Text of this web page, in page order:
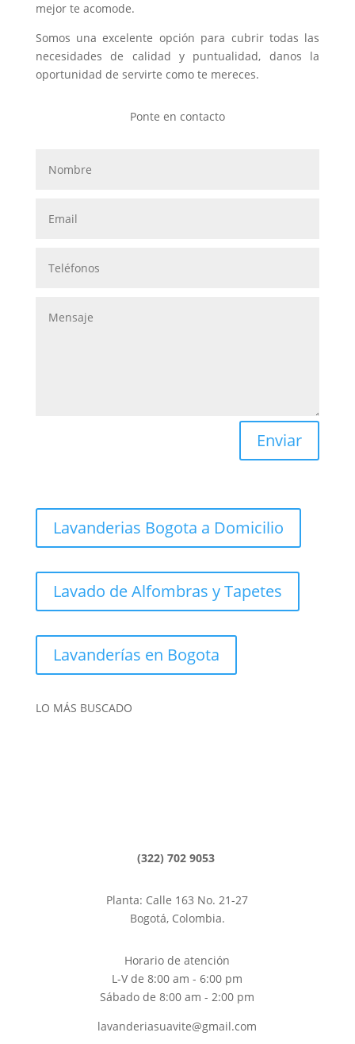
mejor te acomode.
Somos una excelente opción para cubrir todas las
necesidades de calidad y puntualidad, danos la
oportunidad de servirte como te mereces.
Ponte en contacto
Enviar
Lavanderias Bogota a Domicilio
Lavado de Alfombras y Tapetes
Lavanderías en Bogota
LO MÁS BUSCADO
(322) 702 9053
Planta: Calle 163 No. 21-27
Bogotá, Colombia.
Horario de atención
L-V de 8:00 am - 6:00 pm
Sábado de 8:00 am - 2:00 pm
lavanderiasuavite@gmail.com